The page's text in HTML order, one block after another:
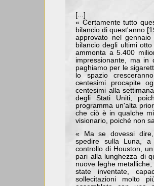
[...]
« Certamente tutto
bilancio di quest'anno
approvato nel
bilancio degli ultimi
ammonta a 5.400
impressionante, ma in
paghiamo per le
lo spazio
centesimi procapite
centesimi alla
degli Stati Uniti,
programma un'alta
che ciò è in qualche
visionario, poiché non
« Ma se dovessi
spedire sulla Luna,
controllo di Houston,
pari alla lunghezza di
nuove leghe
state inventate,
sollecitazioni molto